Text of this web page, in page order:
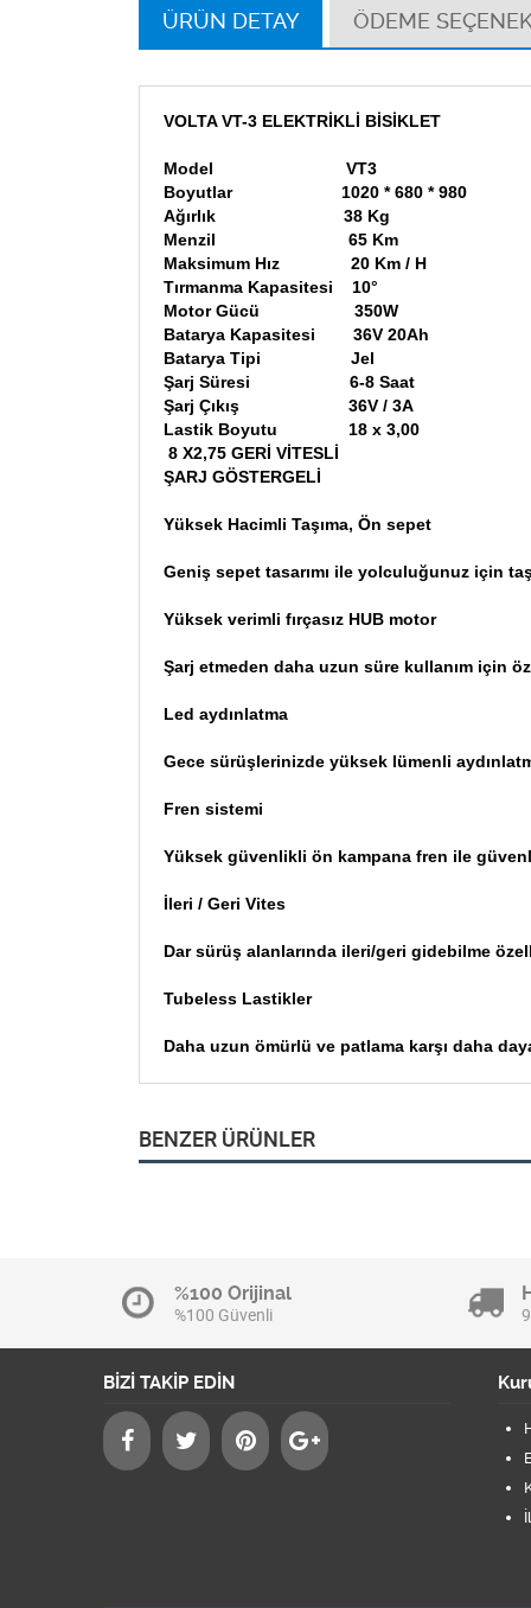
ÜRÜN DETAY ÖDEME
VOLTA VT-3 ELEKTRİKLİ BİSİKLET
Model VT3
Boyutlar 1020 * 680 * 980
Ağırlık 38 Kg
Menzil 65 Km
Maksimum Hız 20 Km / H
Tırmanma Kapasitesi 10°
Motor Gücü 350W
Batarya Kapasitesi 36V 20Ah
Batarya Tipi Jel
Şarj Süresi 6-8 Saat
Şarj Çıkış 36V / 3A
Lastik Boyutu 18 x 3,00
8 X2,75 GERİ VİTESLİ
ŞARJ GÖSTERGELİ
Yüksek Hacimli Taşıma, Ön sepet
Geniş sepet tasarımı ile yolculuğunuz için
Yüksek verimli fırçasız HUB motor
Şarj etmeden daha uzun süre kullanım için
Led aydınlatma
Gece sürüşlerinizde yüksek lümenli
Fren sistemi
Yüksek güvenlikli ön kampana fren ile
İleri / Geri Vites
Dar sürüş alanlarında ileri/geri gidebilme
Tubeless Lastikler
Daha uzun ömürlü ve patlama karşı daha
BENZER ÜRÜNLER
%100 Orijinal
%100 Güvenli
BİZİ TAKİP EDİN